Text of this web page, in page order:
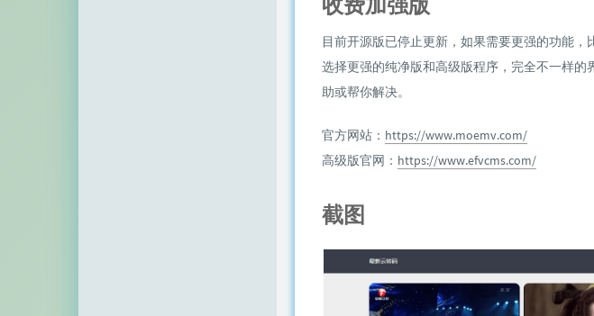
目前开源版已停止更新，如果需要更强的功能
选择更强的纯净版和高级版程序，完全不一样
助或帮你解决。
官方网站： https://www.moemv.com/
高级版官网： https://www.efvcms.com/
截图